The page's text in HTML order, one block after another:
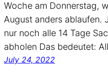
Woche am Donnerstag,
August anders ablaufen.
nur noch alle 14 Tage
abholen Das bedeutet:
July 24, 2022